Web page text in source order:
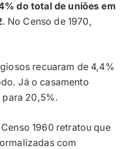
do total de uniões em
. No Censo de 1970,
recuaram de 4,4%
Já o casamento
para 20,5%.
1960 retratou que
com